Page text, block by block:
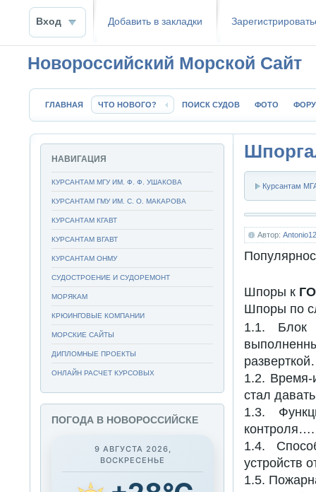
Вход Добавить в закладки
Новороссийский Морской Сайт
ГЛАВНАЯ ЧТО НОВОГО? ПОИСК СУДОВ ФОТО
Курсантам
Автор:
Шпоры к
Шпоры по
1.1. Блок
1.2. Время-
стал
1.3.
контроля….
1.4.
устройств
1.5.
НАВИГАЦИЯ
КУРСАНТАМ МГУ ИМ. Ф. Ф. УШАКОВА
КУРСАНТАМ ГМУ ИМ. С. О. МАКАРОВА
КУРСАНТАМ КГАВТ
КУРСАНТАМ ВГАВТ
КУРСАНТАМ ОНМУ
СУДОСТРОЕНИЕ И СУДОРЕМОНТ
МОРЯКАМ
КРЮИНГОВЫЕ КОМПАНИИ
МОРСКИЕ САЙТЫ
ДИПЛОМНЫЕ ПРОЕКТЫ
ОНЛАЙН РАСЧЕТ КУРСОВЫХ
ПОГОДА В НОВОРОССИЙСКЕ
9 АВГУСТА 2026,
ВОСКРЕСЕНЬЕ